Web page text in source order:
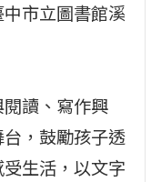
市立圖書館溪
讀、寫作興
，鼓勵孩子透
生活，以文字